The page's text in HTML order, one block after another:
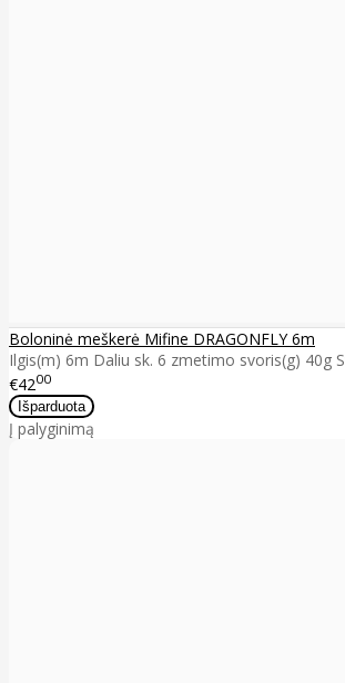
Boloninė meškerė Mifine DRAGONFLY 6m
Ilgis(m) 6m Daliu sk. 6 zmetimo svoris(g) 40g
€4200
Į palyginimą